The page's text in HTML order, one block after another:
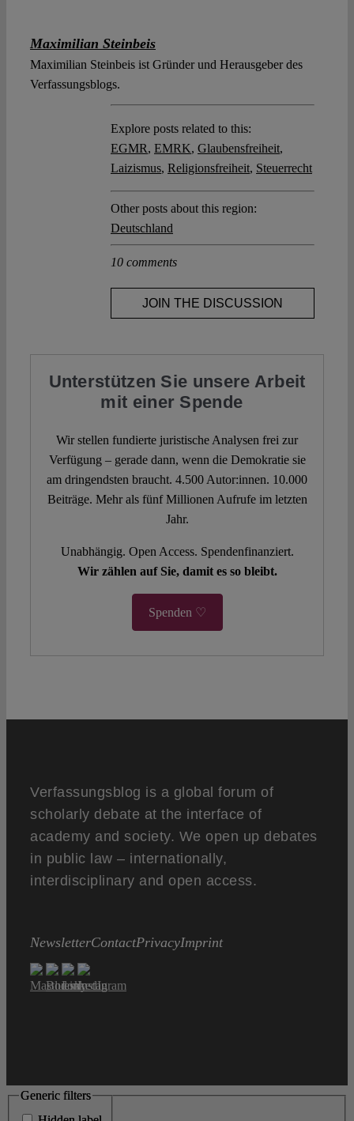
Maximilian Steinbeis
Maximilian Steinbeis ist Gründer und Herausgeber des
Verfassungsblogs.
Explore posts related to this:
EGMR, EMRK, Glaubensfreiheit,
Laizismus, Religionsfreiheit, Steuerrecht
Other posts about this region:
Deutschland
10 comments
JOIN THE DISCUSSION
Unterstützen Sie unsere Arbeit
mit einer Spende
Wir stellen fundierte juristische Analysen frei zur
Verfügung – gerade dann, wenn die Demokratie sie
am dringendsten braucht. 4.500 Autor:innen. 10.000
Beiträge. Mehr als fünf Millionen Aufrufe im letzten
Jahr.
Unabhängig. Open Access. Spendenfinanziert.
Wir zählen auf Sie, damit es so bleibt.
Spenden ♡
Verfassungsblog is a global forum of
scholarly debate at the interface of
academy and society. We open up debates
in public law – internationally,
interdisciplinary and open access.
NewsletterContactPrivacyImprint
Generic filters
Generic filters